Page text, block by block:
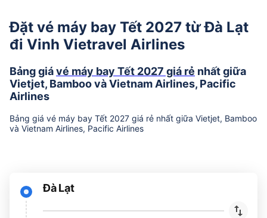
Đặt vé máy bay Tết 2027 từ Đà Lạt
đi Vinh Vietravel Airlines
Bảng giávé máy bay Tết 2027 giá rẻ nhất giữa
Vietjet, Bamboo và Vietnam Airlines, Pacific
Airlines
Bảng giá vé máy bay Tết 2027 giá rẻ nhất giữa Vietjet, Bamboo
và Vietnam Airlines, Pacific Airlines
Đà Lạt